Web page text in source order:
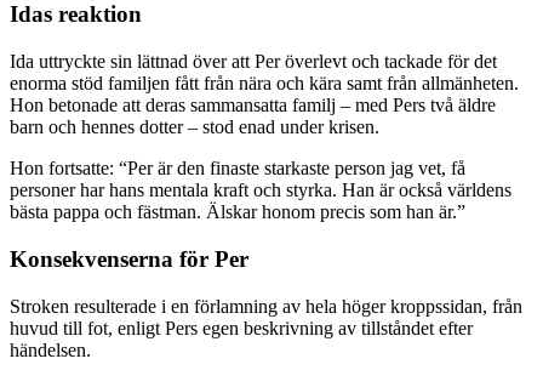
Idas reaktion
Ida uttryckte sin lättnad över att Per överlevt och tackade för det
enorma stöd familjen fått från nära och kära samt från allmänheten.
Hon betonade att deras sammansatta familj – med Pers två äldre
barn och hennes dotter – stod enad under krisen.
Hon fortsatte: “Per är den finaste starkaste person jag vet, få
personer har hans mentala kraft och styrka. Han är också världens
bästa pappa och fästman. Älskar honom precis som han är.”
Konsekvenserna för Per
Stroken resulterade i en förlamning av hela höger kroppssidan, från
huvud till fot, enligt Pers egen beskrivning av tillståndet efter
händelsen.